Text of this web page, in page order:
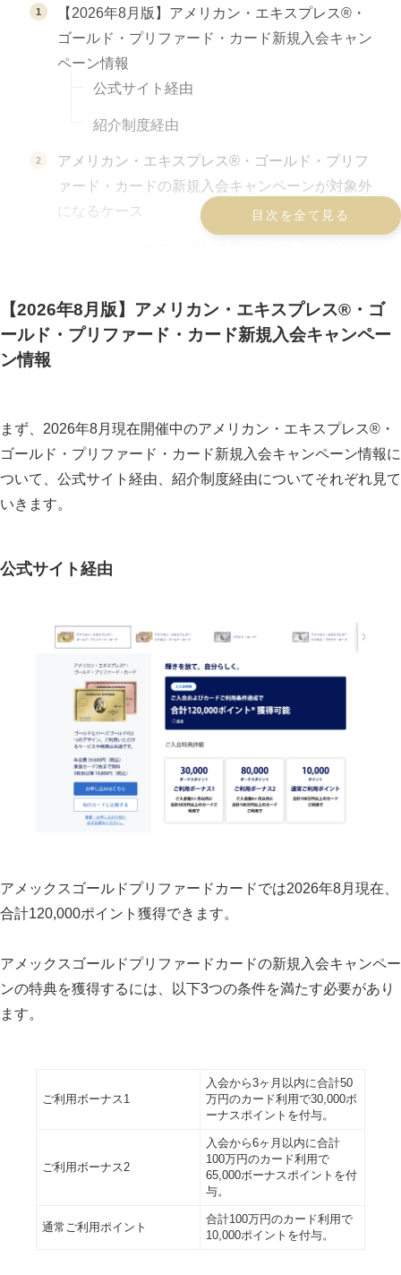
目次を全て見る
【2026年8月版】アメリカン・エキスプレス®・
ゴールド・プリファード・カード新規入会キャン
ペーン情報
公式サイト経由
紹介制度経由
アメリカン・エキスプレス®・ゴールド・プリフ
ァード・カードの新規入会キャンペーンが対象外
になるケース
催している？
アメリカン・エキスプレス®・ゴールド・プリフ
アメリカン・エキスプレス®・ゴールド・プリフ
ァード・カードの新規入会キャンペーンはいつま
で？
過去開催されていたアメリカン・エキスプレス
キャンペーン
キャンペーンを活用すべき？
アメックスゴールドプリファードカードの新規入
会キャンペーンについてよくある質問
友達紹介経由の方がお得なのではないです
か？
ブログ経由からの申し込みだと個人情報が
漏洩しませんか？
キャンペーンポイントの付与時期はいつ頃
家族カードでの支払いも、キャンペーンの
利用分に含まれますか？
ローズゴールドとゴールドで特典に違いは
カードデザインの変更はできますか？費用
はかかりますか？
新規入会キャンペーンの高額決済はどのよ
うにクリアすれば良いですか？
【2026年8月版】アメリカン・エキスプレス®・ゴ
ールド・プリファード・カード新規入会キャンペー
ン情報
まず、2026年8月現在開催中のアメリカン・エキスプレス®・
ゴールド・プリファード・カード新規入会キャンペーン情報に
ついて、公式サイト経由、紹介制度経由についてそれぞれ見て
いきます。
公式サイト経由
アメックスゴールドプリファードカードでは2026年8月現在、
合計120,000ポイント獲得できます。
アメックスゴールドプリファードカードの新規入会キャンペー
ンの特典を獲得するには、以下3つの条件を満たす必要があり
ます。
ご利用ボーナス1
入会から3ヶ月以内に合計50
万円のカード利用で30,000ボ
ーナスポイントを付与。
ご利用ボーナス2
入会から6ヶ月以内に合計
100万円のカード利用で
65,000ボーナスポイントを付
与。
通常ご利用ポイント
合計100万円のカード利用で
10,000ポイントを付与。